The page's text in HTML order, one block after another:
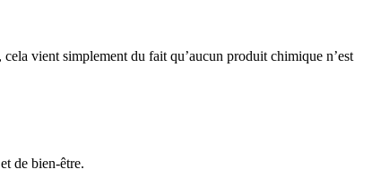
cela vient simplement du fait qu’aucun produit chimique n’est
de bien-être.